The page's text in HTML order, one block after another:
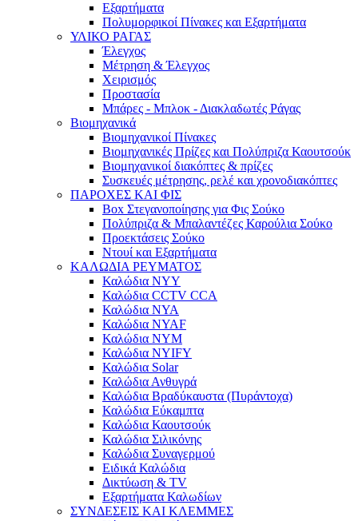
Εξαρτήματα
Πολυμορφικοί Πίνακες και Εξαρτήματα
ΥΛΙΚΟ ΡΑΓΑΣ
Έλεγχος
Μέτρηση & Έλεγχος
Χειρισμός
Προστασία
Μπάρες - Μπλοκ - Διακλαδωτές Ράγας
Βιομηχανικά
Βιομηχανικοί Πίνακες
Βιομηχανικές Πρίζες και Πολύπριζα Καουτσούκ
Βιομηχανικοί διακόπτες & πρίζες
Συσκευές μέτρησης, ρελέ και χρονοδιακόπτες
ΠΑΡΟΧΕΣ ΚΑΙ ΦΙΣ
Box Στεγανοποίησης για Φις Σούκο
Πολύπριζα & Μπαλαντέζες Καρούλια Σούκο
Προεκτάσεις Σούκο
Ντουί και Εξαρτήματα
ΚΑΛΩΔΙΑ ΡΕΥΜΑΤΟΣ
Καλώδια NYY
Καλώδια CCTV CCA
Καλώδια NYA
Καλώδια NYAF
Καλώδια NYM
Καλώδια NYIFY
Καλώδια Solar
Καλώδια Ανθυγρά
Καλώδια Βραδύκαυστα (Πυράντοχα)
Καλώδια Εύκαμπτα
Καλώδια Καουτσούκ
Καλώδια Σιλικόνης
Καλώδια Συναγερμού
Ειδικά Καλώδια
Δικτύωση & TV
Εξαρτήματα Καλωδίων
ΣΥΝΔΕΣΕΙΣ ΚΑΙ ΚΛΕΜΜΕΣ